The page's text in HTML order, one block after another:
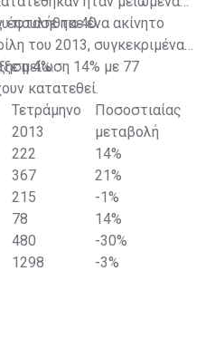
έφτασε τα 40.
πουλήθηκε ένα ακίνητο
του 2013, συγκεκριμένα
4%.
μείωση 14% με 77
κατατεθεί.
Τετράμηνο
2013
Ποσοστιαίας
μεταβολή
222
14%
367
21%
215
-1%
78
14%
480
-30%
1298 -3%